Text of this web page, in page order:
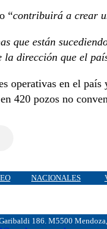
“contribuirá a crear
que están
dirección que el
operativas en el país
420 pozos no
NACIONALES
186. M5500